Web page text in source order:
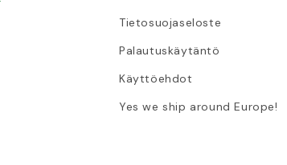
Tietosuojaseloste
Palautuskäytäntö
Käyttöehdot
Yes we ship around Europe!